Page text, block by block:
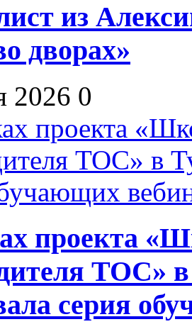
из
дворах»
2026 0
проекта
ТОС»
серия